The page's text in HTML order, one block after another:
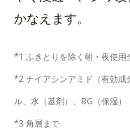
かなえます。
*1 ふきとりを除く朝・夜使用
*2 ナイアシンアミド（有効成
ル、水（基剤）、BG（保湿）
*3 角層まで